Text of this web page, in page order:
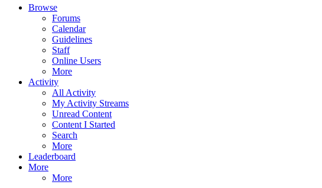
Browse
Forums
Calendar
Guidelines
Staff
Online Users
More
Activity
All Activity
My Activity Streams
Unread Content
Content I Started
Search
More
Leaderboard
More
More